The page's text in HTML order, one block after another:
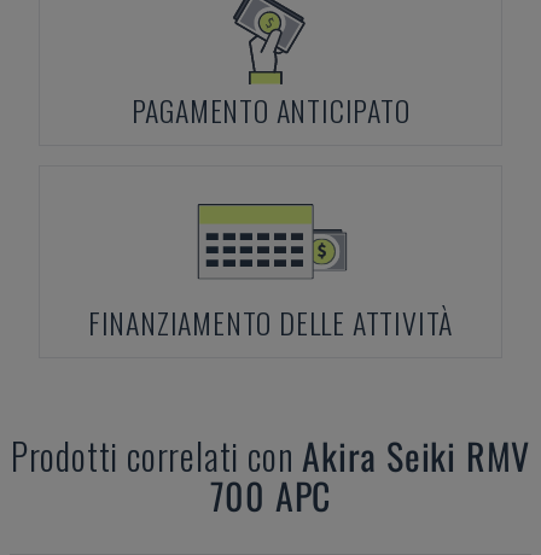
PAGAMENTO ANTICIPATO
FINANZIAMENTO DELLE ATTIVITÀ
Prodotti correlati conAkira Seiki RMV
700 APC